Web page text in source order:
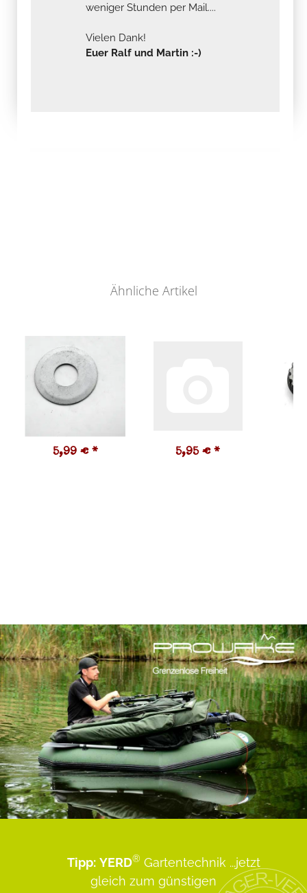
weniger Stunden per Mail....
Vielen Dank!
Euer Ralf und Martin :-)
Ähnliche Artikel
5,99 € * 5,95 € *
Tipp: YERD® Gartentechnik ...jetzt
gleich zum günstigen